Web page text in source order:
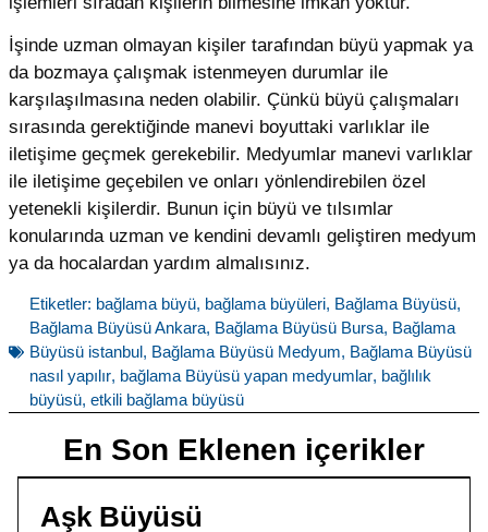
İşinde uzman olmayan kişiler tarafından büyü yapmak ya
da bozmaya çalışmak istenmeyen durumlar ile
karşılaşılmasına neden olabilir. Çünkü büyü çalışmaları
sırasında gerektiğinde manevi boyuttaki varlıklar ile
iletişime geçmek gerekebilir. Medyumlar manevi varlıklar
ile iletişime geçebilen ve onları yönlendirebilen özel
yetenekli kişilerdir. Bunun için büyü ve tılsımlar
konularında uzman ve kendini devamlı geliştiren medyum
ya da hocalardan yardım almalısınız.
Etiketler: bağlama büyü, bağlama büyüleri, Bağlama Büyüsü,
Bağlama Büyüsü Ankara, Bağlama Büyüsü Bursa, Bağlama
Büyüsü istanbul , Bağlama Büyüsü Medyum, Bağlama Büyüsü
nasıl yapılır, bağlama Büyüsü yapan medyumlar, bağlılık
büyüsü, etkili bağlama büyüsü
En Son Eklenen içerikler
Aşk Büyüsü